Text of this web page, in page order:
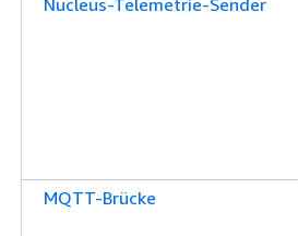
Nucleus-Telemetrie-Sender
MQTT-Brücke